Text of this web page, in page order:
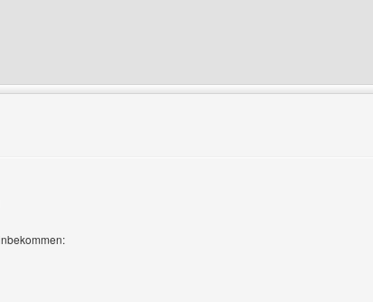
besuchen: stellasstudio